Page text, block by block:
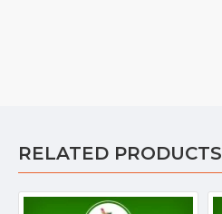
RELATED PRODUCTS